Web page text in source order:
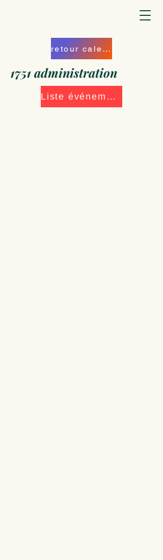
retour calendrier
1751 administration
Liste événements